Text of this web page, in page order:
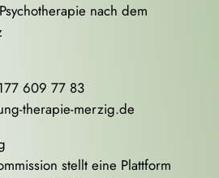
nach dem
609 77 83
therapie-merzig.de
stellt eine Plattform